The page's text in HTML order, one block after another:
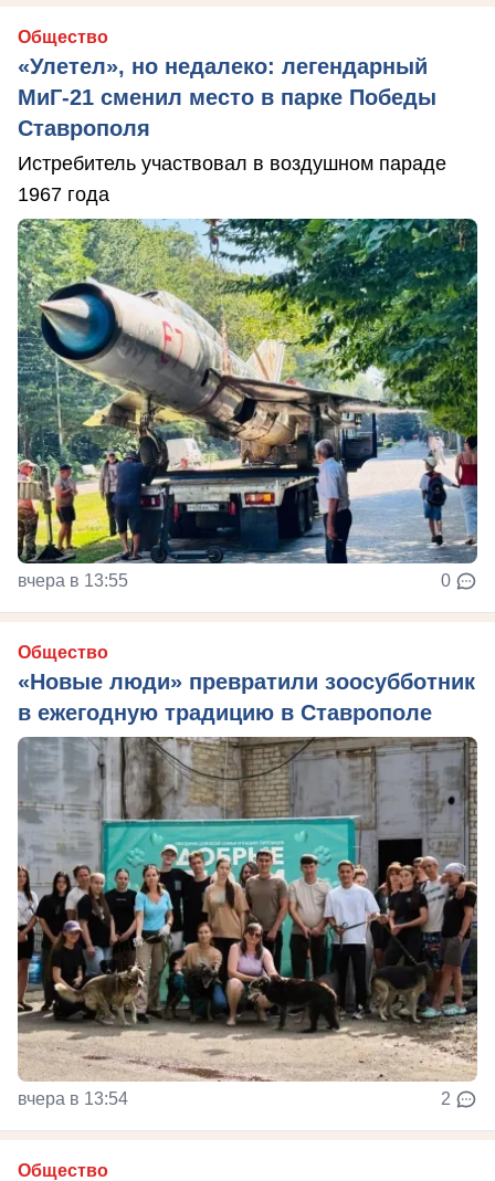
Общество
«Улетел», но недалеко: легендарный
МиГ-21 сменил место в парке Победы
Ставрополя
Истребитель участвовал в воздушном параде
1967 года
вчера в 13:55 0
Общество
«Новые люди» превратили зоосубботник
в ежегодную традицию в Ставрополе
вчера в 13:54 2
Общество